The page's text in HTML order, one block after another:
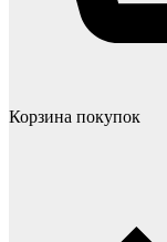
Корзина покупок